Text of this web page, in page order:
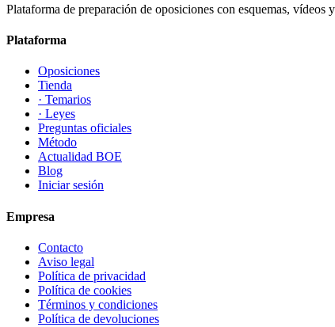
Plataforma de preparación de oposiciones con esquemas, vídeos
Plataforma
Oposiciones
Tienda
· Temarios
· Leyes
Preguntas oficiales
Método
Actualidad BOE
Blog
Iniciar sesión
Empresa
Contacto
Aviso legal
Política de privacidad
Política de cookies
Términos y condiciones
Política de devoluciones